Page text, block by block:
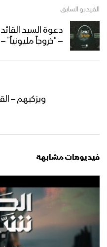
مونتاج زامل
1445هـ
زامل صدر
مونتاج زامل
1445هـ
الفيديو السابق
دعوة السيد
– “خروجاً مليونياً” – 1445هـ
ويزكيهم –
فيديوهات مشابهة